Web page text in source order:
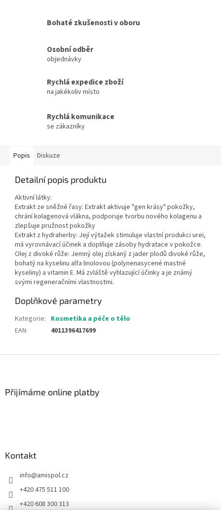
Bohaté zkušenosti v oboru
Osobní odběr
objednávky
Rychlá expedice zboží
na jakékoliv místo
Rychlá komunikace
se zákazníky
Popis Diskuze
Detailní popis produktu
Aktivní látky:
Extrakt ze sněžné řasy: Extrakt aktivuje "gen krásy" pokožky,
chrání kolagenová vlákna, podporuje tvorbu nového kolagenu a
zlepšuje pružnost pokožky
Extrakt z hydraherby: Její výtažek stimuluje vlastní produkci urei,
má vyrovnávací účinek a doplňuje zásoby hydratace v pokožce.
Olej z divoké růže: Jemný olej získaný z jader plodů divoké růže,
bohatý na kyselinu alfa linolovou (polynenasycené mastné
kyseliny) a vitamin E. Má zvláště vyhlazující účinky a je známý
svými regeneračními vlastnostmi.
Doplňkové parametry
Kategorie: Kosmetika a péče o tělo
EAN: 4011396417699
Přijímáme online platby
Kontakt
info@amispol.cz
+420 475 511 100
+420 608 300 313